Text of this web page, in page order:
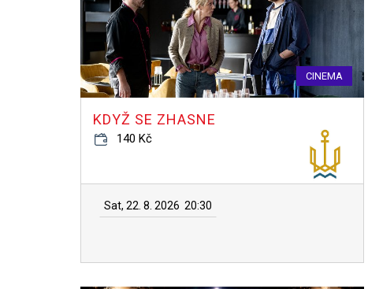
CINEMA
KDYŽ SE ZHASNE
140 Kč
Sat, 22. 8. 2026 20:30